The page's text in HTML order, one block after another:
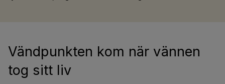
Vändpunkten kom när vännen
tog sitt liv